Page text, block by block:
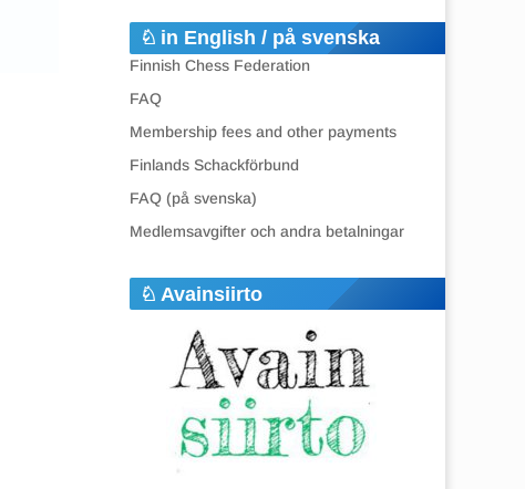
in English / på svenska
Finnish Chess Federation
FAQ
Membership fees and other payments
Finlands Schackförbund
FAQ (på svenska)
Medlemsavgifter och andra betalningar
Avainsiirto